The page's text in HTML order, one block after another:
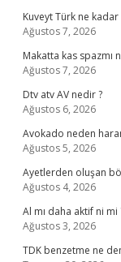
Kuveyt Türk ne
Ağustos 7, 2026
Makatta kas spazmı
Ağustos 7, 2026
Dtv atv AV nedir ?
Ağustos 6, 2026
Avokado neden
Ağustos 5, 2026
Ayetlerden oluşan
Ağustos 4, 2026
Al mı daha aktif ni mi
Ağustos 3, 2026
TDK benzetme ne